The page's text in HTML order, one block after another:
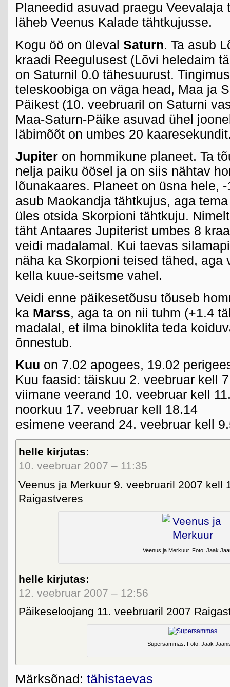
Planeedid asuvad praegu Veevalaja
läheb Veenus Kalade tähtkujusse.
Kogu öö on üleval Saturn. Ta asub
kraadi Reegulusest (Lõvi heledaim
on Saturnil 0.0 tähesuurust.
teleskoobiga on väga head, Maa ja
Päikest (10. veebruaril on Saturni
Maa-Saturn-Päike asuvad ühel
läbimõõt on umbes 20
Jupiter on hommikune planeet. Ta
nelja paiku öösel ja on siis nähtav
lõunakaares. Planeet on üsna hele,
asub Maokandja tähtkujus, aga
üles otsida Skorpioni tähtkuju.
täht Antaares Jupiterist umbes 8
veidi madalamal. Kui taevas
näha ka Skorpioni teised tähed, aga
kella kuue-seitsme vahel.
Veidi enne päikesetõusu tõuseb
ka Marss, aga ta on nii tuhm (+1.4
madalal, et ilma binoklita teda
õnnestub.
Kuu on 7.02 apogees, 19.02
Kuu faasid: täiskuu 2. veebruar kell
viimane veerand 10. veebruar kell
noorkuu 17. veebruar kell 18.14
esimene veerand 24. veebruar kell
helle kirjutas:
10. veebruar 2007 – 11:35
Veenus ja Merkuur 9. veebruaril 2007 kell
Raigastveres
Veenus ja Merkuur. Foto: Jaak
helle kirjutas:
12. veebruar 2007 – 12:56
Päikeseloojang 11. veebruaril 2007
Supersammas. Foto: Jaak
Märksõnad: tähistaevas